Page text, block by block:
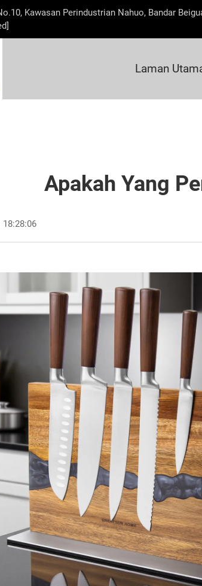
Kawasan Perindustrian Nahuo, Bandar
Laman
Apakah Yang
18:28:06